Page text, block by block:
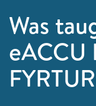
Was
eACCU